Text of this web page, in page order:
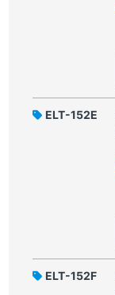
ELT-152E
ELT-152F